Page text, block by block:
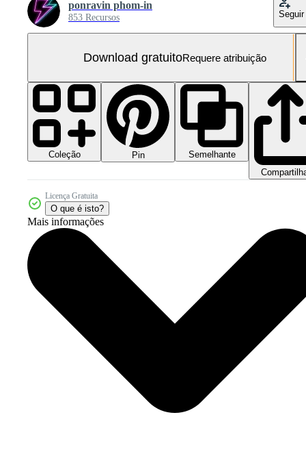
ponravin phom-in
853 Recursos Seguir
Download gratuitoRequere atribuição
Coleção Pin
Semelhante
Licença Gratuita
O que é isto?
Mais informações